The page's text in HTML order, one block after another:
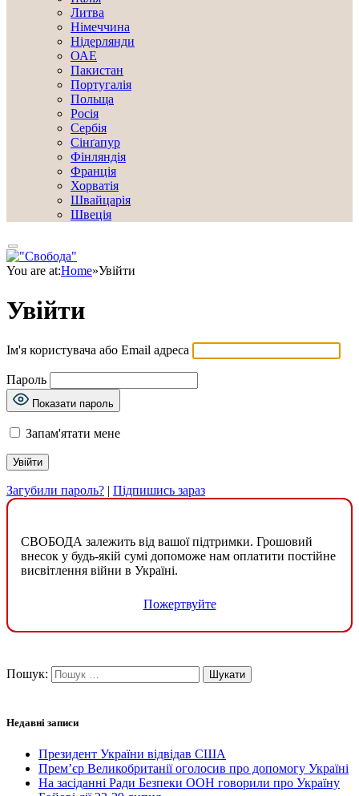
Литва
Німеччина
Нідерлянди
ОАЕ
Пакистан
Португалія
Польща
Росія
Сербія
Сінґапур
Фінляндія
Франція
Хорватія
Швайцарія
Швеція
You are at:Home»Увійти
Увійти
Ім'я користувача або Email адреса
Пароль
Показати пароль
Запам'ятати мене
Загубили пароль? | Підпишись зараз
СВОБОДА залежить від вашої підтримки. Грошовий
внесок у будь-якій сумі допоможе нам оплатити постійне
висвітлення війни в Україні.
Пожертвуйте
Пошук:
Недавні записи
Президент України відвідав США
Прем’єр Великобританії оголосив про допомогу Україні
На засіданні Ради Безпеки ООН говорили про Україну